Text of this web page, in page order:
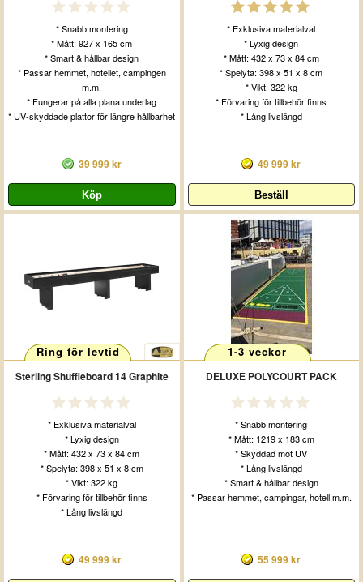
* Snabb montering
* Mått: 927 x 165 cm
* Smart & hållbar design
* Passar hemmet, hotellet, campingen
m.m.
* Fungerar på alla plana underlag
* UV-skyddade plattor för längre hållbarhet
39 999 kr
* Exklusiva materialval
* Lyxig design
* Mått: 432 x 73 x 84 cm
* Spelyta: 398 x 51 x 8 cm
* Vikt: 322 kg
* Förvaring för tillbehör finns
* Lång livslängd
49 999 kr
Ring för levtid
Sterling Shuffleboard 14 Graphite
* Exklusiva materialval
* Lyxig design
* Mått: 432 x 73 x 84 cm
* Spelyta: 398 x 51 x 8 cm
* Vikt: 322 kg
* Förvaring för tillbehör finns
* Lång livslängd
49 999 kr
1-3 veckor
DELUXE POLYCOURT PACK
* Snabb montering
* Mått: 1219 x 183 cm
* Skyddad mot UV
* Lång livslängd
* Smart & hållbar design
* Passar hemmet, campingar, hotell m.m.
55 999 kr